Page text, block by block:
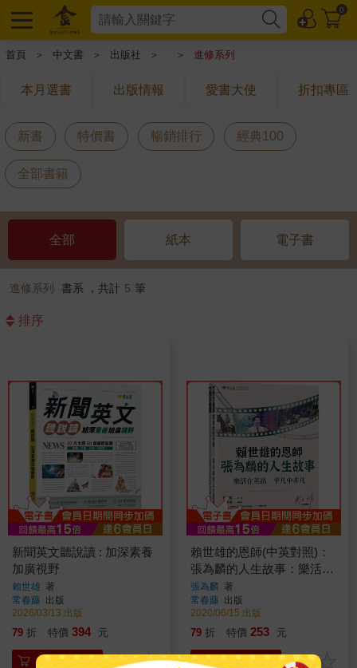
0
首頁 ＞ 中文書 ＞ 出版社 ＞ ＞ 進修系列
本月選書 出版情報 愛書大使 折扣專區
新書 特價書 暢銷排行 經典100
全部書籍
全部 紙本 電子書
進修系列 書系 ，共計 5 筆
排序
新聞英文聽說讀 : 加深素養
加廣視野
賴世雄 著
常春藤 出版
2026/03/13 出版
79 折 特價 394 元
加入購物車
賴世雄的恩師(中英對照)：
張為麟的人生故事：樂活在
英語 平凡中非凡
張為麟 著
常春藤 出版
2020/06/15 出版
79 折 特價 253 元
加入購物車